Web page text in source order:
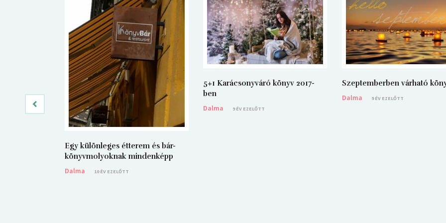
Egy különleges étterem és bár-
könyvmolyoknak mindenképp
Dalma
10 ÉV EZELŐTT
5+1 Karácsonyváró könyv 2017-
ben
Dalma
9 ÉV EZELŐTT
Szeptemberben várható
Dalma
9 ÉV EZELŐTT